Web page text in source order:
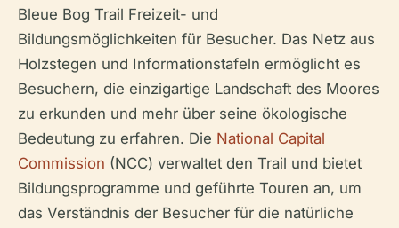
Bleue Bog Trail Freizeit- und
Bildungsmöglichkeiten für Besucher. Das Netz aus
Holzstegen und Informationstafeln ermöglicht es
Besuchern, die einzigartige Landschaft des Moores
zu erkunden und mehr über seine ökologische
Bedeutung zu erfahren. Die National Capital
Commission (NCC) verwaltet den Trail und bietet
Bildungsprogramme und geführte Touren an, um
das Verständnis der Besucher für die natürliche